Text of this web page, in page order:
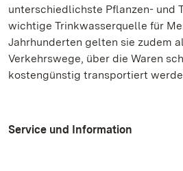
unterschiedlichste Pflanzen- und
wichtige Trinkwasserquelle für
Jahrhunderten gelten sie zudem
Verkehrswege, über die Waren
kostengünstig transportiert
Service und Information